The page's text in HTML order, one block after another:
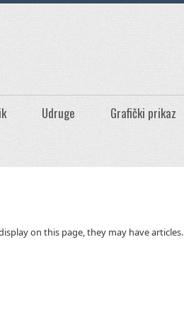
Udruge Grafički prikaz
on this page, they may have articles.